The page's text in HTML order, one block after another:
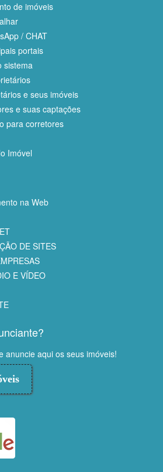
de imóveis
/ CHAT
portais
sistema
e seus imóveis
e suas captações
para corretores
Imóvel
na Web
DE SITES
E VÍDEO
anuncie aqui os seus imóveis!